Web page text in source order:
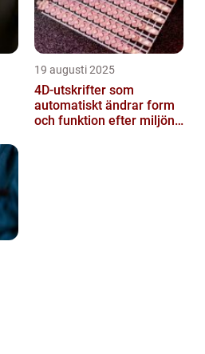
19 augusti 2025
4D-utskrifter som
automatiskt ändrar form
och funktion efter miljöns